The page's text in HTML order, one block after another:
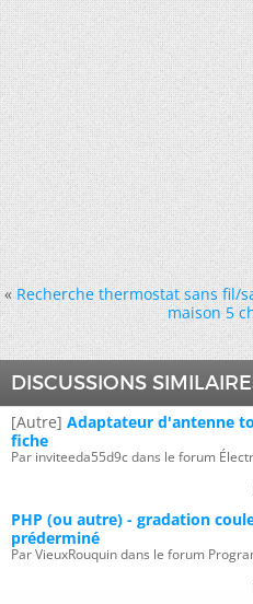
« Recherche thermostat sans fil/
maison 5
DISCUSSIONS
[Autre] Adaptateur d'antenne
fiche
Par inviteeda55d9c dans le forum
PHP (ou autre) - gradation
préderminé
Par VieuxRouquin dans le forum